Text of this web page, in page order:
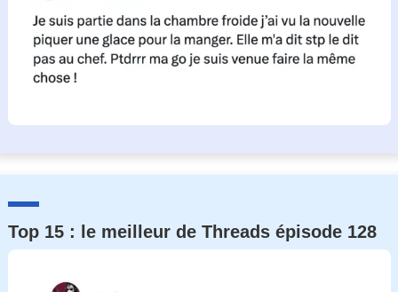
Top 15 : le meilleur de Threads épisode 128